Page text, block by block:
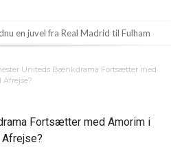
en juvel fra Real Madrid til Fulham
fra Spanien og en målmand fra
Uniteds Bænkdrama Fortsætter med
Afrejse?
Fortsætter med Amorim i